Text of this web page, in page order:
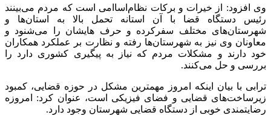
وی افزود: از خیرات و برکات نظام‌اساامی است که مردم می‌بینند
رئیس دستگاه قضا با آن استانه تحمل بالا به استان‌ها و
شهرستان‌های مختلف سفرکرده و حرف هایشان را می‌شنود و
معاونان وی نیز به شهرستان‌ها رفته و نظارت بر عملکرد همکاران
خود دارند و مشکلات مردم که نیاز به پیگیری کشوری دارد را
بررسی و حل می‌کنند.
ترابی با بیان اینکه امروز مهمترین مشکل در حوزه قضایی، کمبود
زیرساخت‌های قضایی و فضای فیزیکی است، عنوان کرد: امروزه
رضایتمندی خوبی از دستگاه قضایی شهرستان وجود دارد.